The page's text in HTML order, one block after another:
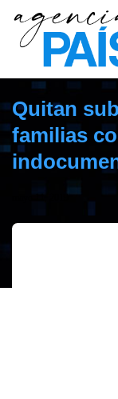
Quitan
familias